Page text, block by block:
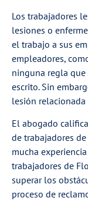
Los trabajadores
lesiones o
el trabajo a sus
empleadores,
ninguna regla
escrito. Sin
lesión
El abogado
de trabajadores
mucha
trabajadores de
superar los
proceso de